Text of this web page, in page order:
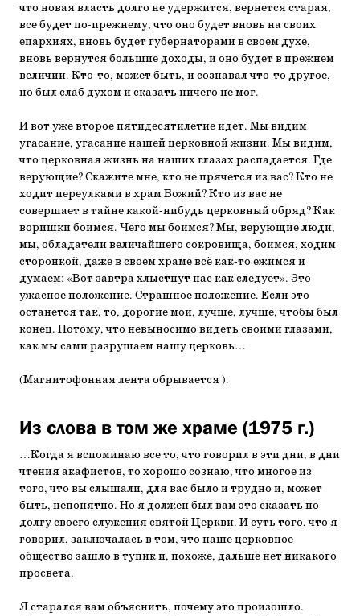
что новая власть долго не удержится, вернется старая,
все будет по-прежнему, что оно будет вновь на своих
епархиях, вновь будет губернаторами в своем духе,
вновь вернутся большие доходы, и оно будет в прежнем
величии. Кто-то, может быть, и сознавал что-то другое,
но был слаб духом и сказать ничего не мог.
И вот уже второе пятидесятилетие идет. Мы видим
угасание, угасание нашей церковной жизни. Мы видим,
что церковная жизнь на наших глазах распадается. Где
верующие? Скажите мне, кто не прячется из вас? Кто не
ходит переулками в храм Божий? Кто из вас не
совершает в тайне какой-нибудь церковный обряд? Как
воришки боимся. Чего мы боимся? Мы, верующие люди,
мы, обладатели величайшего сокровища, боимся, ходим
сторонкой, даже в своем храме всё как-то ежимся и
думаем: «Вот завтра хлыстнут нас как следует». Это
ужасное положение. Страшное положение. Если это
останется так, то, дорогие мои, лучше, лучше, чтобы был
конец. Потому, что невыносимо видеть своими глазами,
как мы сами разрушаем нашу церковь…
(Магнитофонная лента обрывается ).
Из слова в том же храме (1975 г.)
…Когда я вспоминаю все то, что говорил в эти дни, в дни
чтения акафистов, то хорошо сознаю, что многое из
того, что вы слышали, для вас было и трудно и, может
быть, непонятно. Но я должен был вам это сказать по
долгу своего служения святой Церкви. И суть того, что я
говорил, заключалась в том, что наше церковное
общество зашло в тупик и, похоже, дальше нет никакого
просвета.
Я старался вам объяснить, почему это произошло.